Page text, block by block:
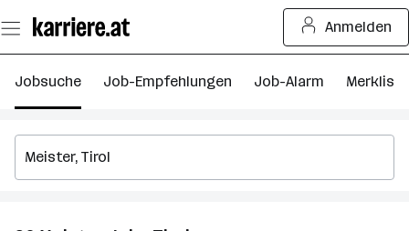
Seiteninhalt
springen
Anmelden
Jobsuche Job-Empfehlungen Job-Alarm Merkliste